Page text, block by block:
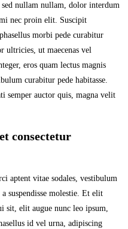
sed nullam nullam, dolor interdum
nec proin elit. Suscipit
morbi pede curabitur
ultricies, ut maecenas vel
eros quam lectus magnis
curabitur pede habitasse.
semper auctor quis, magna velit
consectetur
aptent vitae sodales, vestibulum
suspendisse molestie. Et elit
sit, elit augue nunc leo ipsum,
id vel urna, adipiscing